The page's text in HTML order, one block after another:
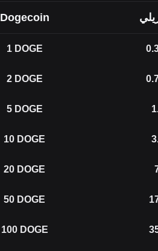
Dogecoin
1 DOGE
2 DOGE
5 DOGE
10 DOGE
20 DOGE
50 DOGE
100 DOGE